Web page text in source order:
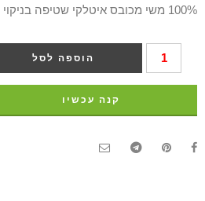
100% משי מכובס איטלקי שטיפה בניקוי יבש. רוחב הבד 140 ס”מ
הוספה לסל
קנה עכשיו